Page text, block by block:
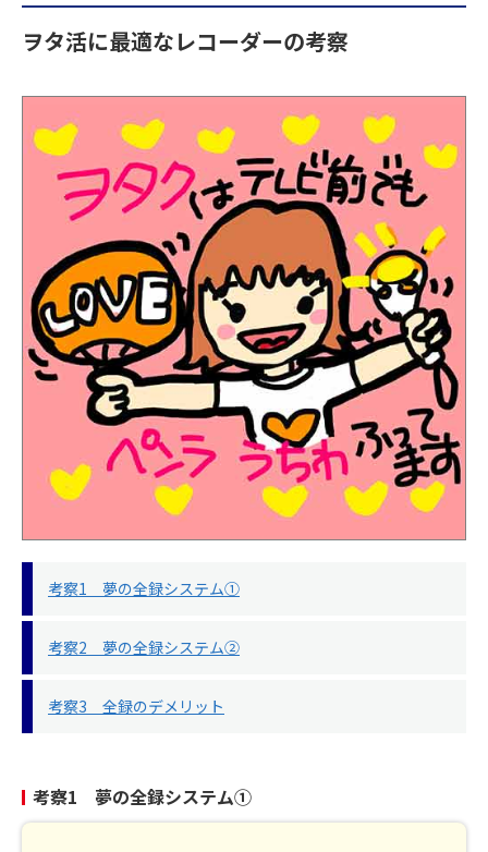
ヲタ活に最適なレコーダーの考察
考察1 夢の全録システム①
考察2 夢の全録システム②
考察3 全録のデメリット
考察1 夢の全録システム①